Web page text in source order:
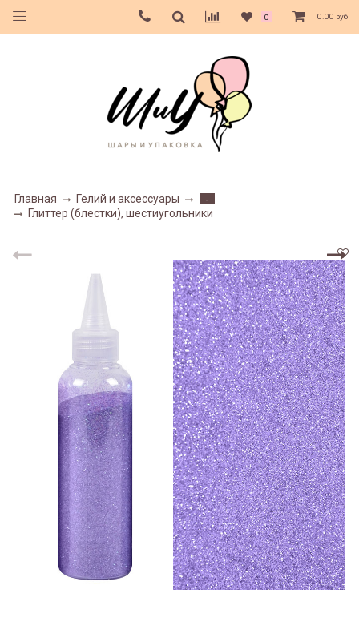
0 0.00 руб
Главная Гелий и аксессуары
-
Глиттер (блестки), шестиугольники